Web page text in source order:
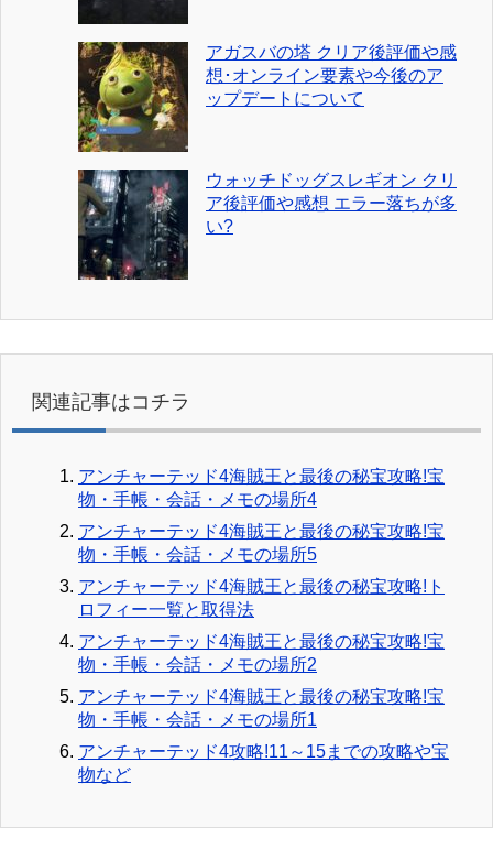
アガスバの塔 クリア後評価や感
想･オンライン要素や今後のア
ップデートについて
ウォッチドッグスレギオン クリ
ア後評価や感想 エラー落ちが多
い?
関連記事はコチラ
アンチャーテッド4海賊王と最後の秘宝攻略!宝
物・手帳・会話・メモの場所4
アンチャーテッド4海賊王と最後の秘宝攻略!宝
物・手帳・会話・メモの場所5
アンチャーテッド4海賊王と最後の秘宝攻略!ト
ロフィー一覧と取得法
アンチャーテッド4海賊王と最後の秘宝攻略!宝
物・手帳・会話・メモの場所2
アンチャーテッド4海賊王と最後の秘宝攻略!宝
物・手帳・会話・メモの場所1
アンチャーテッド4攻略!11～15までの攻略や宝
物など